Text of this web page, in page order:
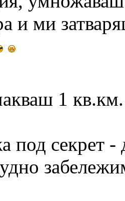
и ми
1 кв.км.
под секрет